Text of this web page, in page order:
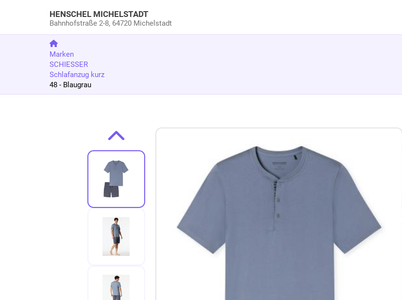
HENSCHEL MICHELSTADT
Bahnhofstraße 2-8, 64720 Michelstadt
Marken
SCHIESSER
Schlafanzug kurz
48 - Blaugrau
Zur Produktbeschreibung springen